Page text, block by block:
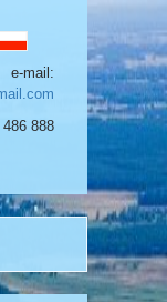
e-mail:
888